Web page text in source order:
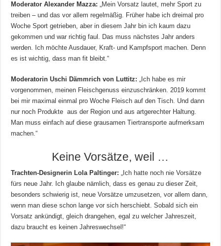
Moderator Alexander Mazza: „Mein Vorsatz lautet, mehr Sport zu
treiben – und das vor allem regelmäßig. Früher habe ich dreimal pro
Woche Sport getrieben, aber in diesem Jahr bin ich kaum dazu
gekommen und war richtig faul. Das muss nächstes Jahr anders
werden. Ich möchte Ausdauer, Kraft- und Kampfsport machen. Denn
es ist wichtig, dass man fit bleibt.“
Moderatorin Uschi Dämmrich von Luttitz: „Ich habe es mir
vorgenommen, meinen Fleischgenuss einzuschränken. 2019 kommt
bei mir maximal einmal pro Woche Fleisch auf den Tisch. Und dann
nur noch Produkte aus der Region und aus artgerechter Haltung.
Man muss einfach auf diese grausamen Tiertransporte aufmerksam
machen.“
Keine Vorsätze, weil …
Trachten-Designerin Lola Paltinger: „Ich hatte noch nie Vorsätze
fürs neue Jahr. Ich glaube nämlich, dass es genau zu dieser Zeit,
besonders schwierig ist, neue Vorsätze umzusetzen, vor allem dann,
wenn man diese schon lange vor sich herschiebt. Sobald sich ein
Vorsatz ankündigt, gleich drangehen, egal zu welcher Jahreszeit,
dazu braucht es keinen Jahreswechsel!“